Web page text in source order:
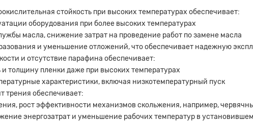
стойкость при высоких температурах обеспечивает:
оборудования при более высоких температурах
масла, снижение затрат на проведение работ по замене масла
и уменьшение отложений, что обеспечивает надежную
и отсутствие парафина обеспечивает:
и толщину пленки даже при высоких температурах
характеристики, включая низкотемпературный пуск
трения обеспечивает:
рост эффективности механизмов скольжения, например,
энергозатрат и уменьшение рабочих температур в